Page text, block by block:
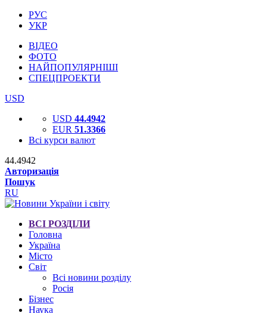
РУС
УКР
ВІДЕО
ФОТО
НАЙПОПУЛЯРНІШІ
СПЕЦПРОЕКТИ
USD
USD 44.4942
EUR 51.3366
Всі курси валют
44.4942
Авторизація
Пошук
RU
ВСІ РОЗДІЛИ
Головна
Україна
Місто
Світ
Всі новини розділу
Росія
Бізнес
Наука